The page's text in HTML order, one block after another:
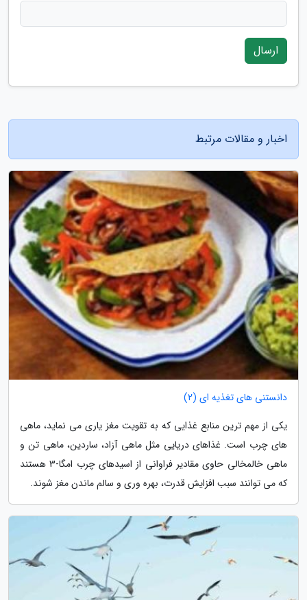
ارسال
اخبار و مقالات مرتبط
دانستنی های تغذیه ای (2)
یکی از مهم ترین منابع غذایی که به تقویت مغز یاری می نماید، ماهی
های چرب است. غذاهای دریایی مثل ماهی آزاد، ساردین، ماهی تن و
ماهی خالمخالی حاوی مقادیر فراوانی از اسیدهای چرب امگا-3 هستند
که می توانند سبب افزایش قدرت، بهره وری و سالم ماندن مغز شوند.